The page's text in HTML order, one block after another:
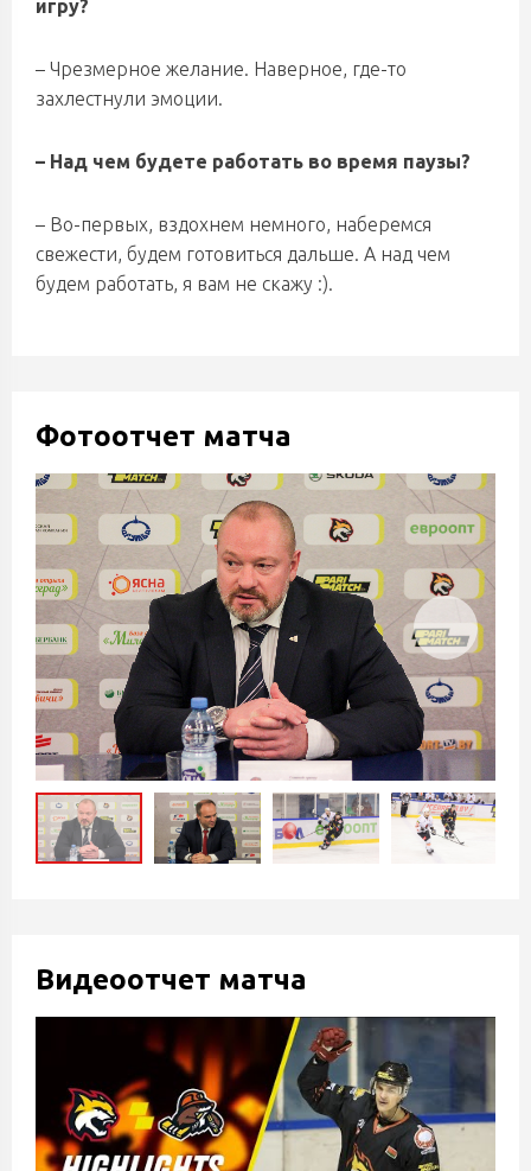
игру?
– Чрезмерное желание. Наверное, где-то
захлестнули эмоции.
– Над чем будете работать во время паузы?
– Во-первых, вздохнем немного, наберемся
свежести, будем готовиться дальше. А над чем
будем работать, я вам не скажу :).
Фотоотчет матча
Видеоотчет матча